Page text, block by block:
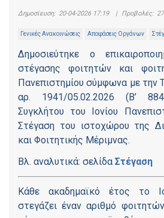
Δημοσίευση: 20-04-2026 17:19 | Προβολές:
Γενικές Ανακοινώσεις Αποφάσεις Οργάνων
Δημοσιεύτηκε ο
στέγασης φοιτητών και
Πανεπιστημίου σύμφωνα με την
αρ. 1941/05.02.2026 (Β’
Συγκλήτου του Ιονίου
Στέγαση του ιστοχώρου της
και Φοιτητικής Μέριμνας.
Βλ. αναλυτικά: σελίδα Στέγαση
Κάθε ακαδημαϊκό έτος το
στεγάζει έναν αριθμό